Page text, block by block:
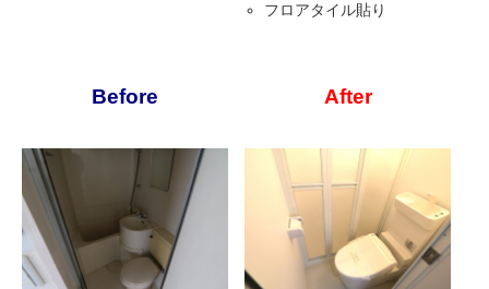
フロアタイル貼り
Before After